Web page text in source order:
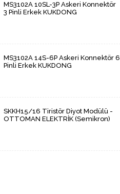
MS3102A 10SL-3P Askeri Konnektör
3 Pinli Erkek KUKDONG
MS3102A 14S-6P Askeri Konnektör 6
Pinli Erkek KUKDONG
SKKH15/16 Tiristör Diyot Modülü -
OTTOMAN ELEKTRİK (Semikron)